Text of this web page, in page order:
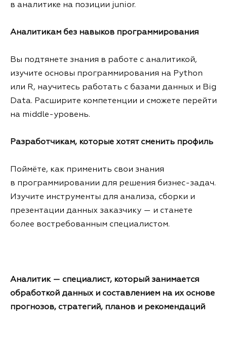
в аналитике на позиции junior.
Аналитикам без навыков программирования
Вы подтянете знания в работе с аналитикой,
изучите основы программирования на Python
или R, научитесь работать с базами данных и Big
Data. Расширите компетенции и сможете перейти
на middle-уровень.
Разработчикам, которые хотят сменить профиль
Поймёте, как применить свои знания
в программировании для решения бизнес-задач.
Изучите инструменты для анализа, сборки и
презентации данных заказчику — и станете
более востребованным специалистом.
Аналитик — специалист, который занимается
обработкой данных и составлением на их основе
прогнозов, стратегий, планов и рекомендаций